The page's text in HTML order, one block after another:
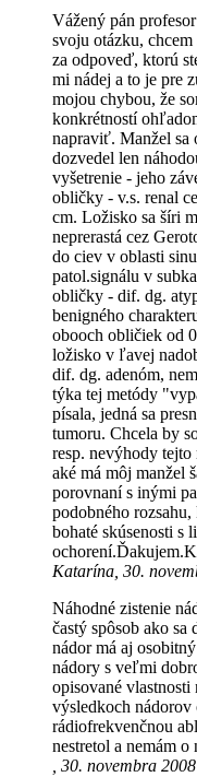
Vážený pán
svoju otázku,
za odpoveď, ktorú
mi nádej a to je pre
mojou chybou, že
konkrétností
napraviť. Manžel sa
dozvedel len
vyšetrenie - jeho
obličky - v.s. renal
cm. Ložisko sa šíri
neprerastá cez
do ciev v oblasti
patol.signálu v
obličky - dif. dg.
benigného
obooch obličiek od
ložisko v ľavej
dif. dg. adenóm,
týka tej metódy
písala, jedná sa
tumoru. Chcela by
resp. nevýhody
aké má môj manžel
porovnaní s inými
podobného
bohaté skúsenosti s
Katarína, 30.
Náhodné zistenie
častý spôsob ako
nádor má aj
nádory s veľmi
opisované
výsledkoch
rádiofrekvenčnou
nestretol a nemám
, 30. novembra 2008